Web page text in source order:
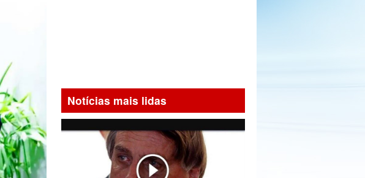
Notícias mais lidas